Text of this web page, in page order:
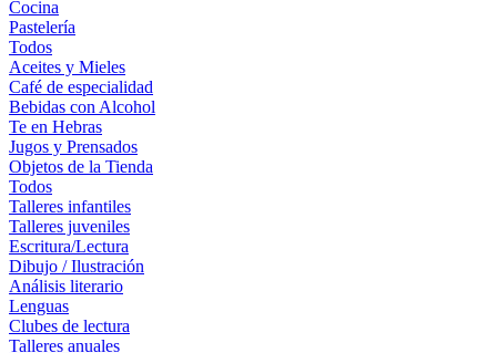
Cocina
Pastelería
Todos
Aceites y Mieles
Café de especialidad
Bebidas con Alcohol
Te en Hebras
Jugos y Prensados
Objetos de la Tienda
Todos
Talleres infantiles
Talleres juveniles
Escritura/Lectura
Dibujo / Ilustración
Análisis literario
Lenguas
Clubes de lectura
Talleres anuales